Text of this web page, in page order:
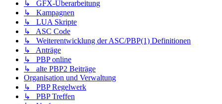
↳ GFX-Überarbeitung
↳ Kampagnen
↳ LUA Skripte
↳ ASC Code
↳ Weiterentwicklung der ASC/PBP(1) Definitionen
↳ Anträge
↳ PBP online
↳ alte PBP2 Beiträge
Organisation und Verwaltung
↳ PBP Regelwerk
↳ PBP Treffen